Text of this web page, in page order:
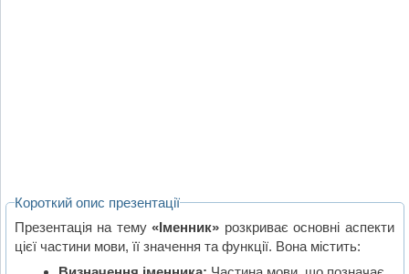
Короткий опис презентації
Презентація на тему«Іменник» розкриває основні аспекти
цієї частини мови, її значення та функції. Вона містить: